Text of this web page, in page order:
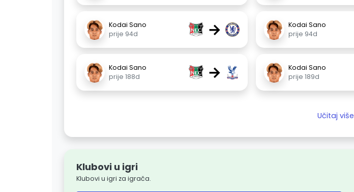
Kodai Sano
prije 94d
→
Kodai Sano
prije 94d
Kodai Sano
prije 188d
→
Kodai Sano
prije 189d
Učitaj više
Klubovi u igri
Klubovi u igri za igrača.